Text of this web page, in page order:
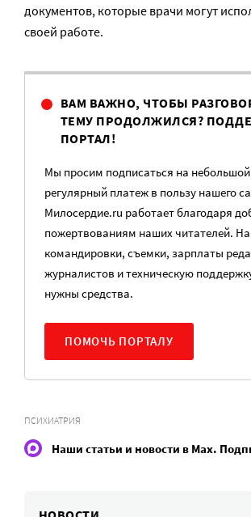
документов, которые врачи могут
своей работе.
ВАМ ВАЖНО, ЧТОБЫ
ТЕМУ ПРОДОЛЖИЛСЯ?
ПОРТАЛ!
Мы просим подписаться на
регулярный платеж в пользу нашего
Милосердие.ru работает благодаря
пожертвованиям наших читателей. На
командировки, съемки, зарплаты
журналистов и техническую
нужны средства.
ПОМОЧЬ ПОРТАЛУ
ПСИХИАТРИЯ
Наши статьи и новости в Max.